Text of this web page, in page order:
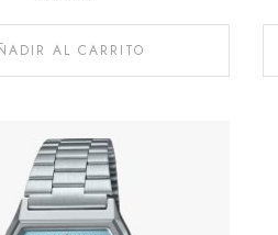
AL CARRITO